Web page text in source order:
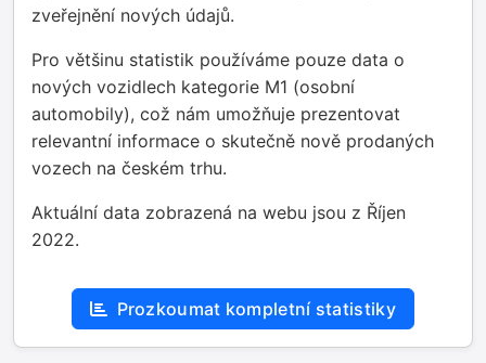
zveřejnění nových údajů.
Pro většinu statistik používáme pouze data o
nových vozidlech kategorie M1 (osobní
automobily), což nám umožňuje prezentovat
relevantní informace o skutečně nově prodaných
vozech na českém trhu.
Aktuální data zobrazená na webu jsou z Říjen
2022.
Prozkoumat kompletní statistiky